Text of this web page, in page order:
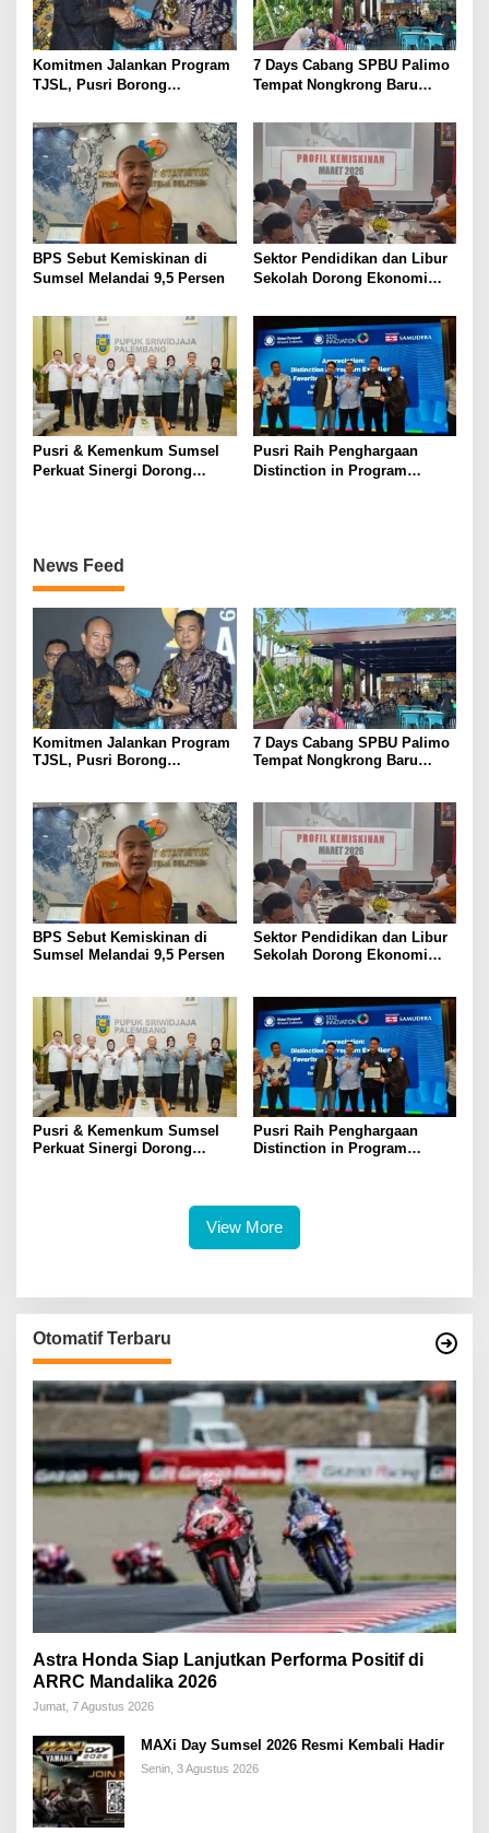
p
o
s
Komitmen Jalankan Program
TJSL, Pusri Borong
Predikat Gold
7 Days Cabang SPBU Palimo
Tempat Nongkrong Baru
BPS Sebut Kemiskinan di
Sumsel Melandai 9,5 Persen
Sektor Pendidikan dan Libur
Sekolah Dorong Ekonomi
di Triwulan II 2026
Pusri & Kemenkum Sumsel
Perkuat Sinergi Dorong
Pusri Raih Penghargaan
Distinction in Program
News Feed
Komitmen Jalankan Program
TJSL, Pusri Borong
7 Days Cabang SPBU Palimo
Tempat Nongkrong Baru
BPS Sebut Kemiskinan di
Sumsel Melandai 9,5 Persen
Sektor Pendidikan dan Libur
Sekolah Dorong Ekonomi
Pusri & Kemenkum Sumsel
Perkuat Sinergi Dorong
Pusri Raih Penghargaan
Distinction in Program
View More
Otomatif Terbaru
Astra Honda Siap Lanjutkan Performa Positif di
ARRC Mandalika 2026
Jumat, 7 Agustus 2026
MAXi Day Sumsel 2026 Resmi Kembali Hadir
Senin, 3 Agustus 2026